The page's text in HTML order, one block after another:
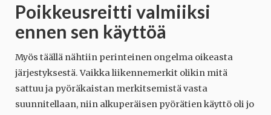
Poikkeusreitti valmiiksi
ennen sen käyttöä
Myös täällä nähtiin perinteinen ongelma oikeasta
järjestyksestä. Vaikka liikennemerkit olikin mitä
sattuu ja pyöräkaistan merkitsemistä vasta
suunnitellaan, niin alkuperäisen pyörätien käyttö oli jo